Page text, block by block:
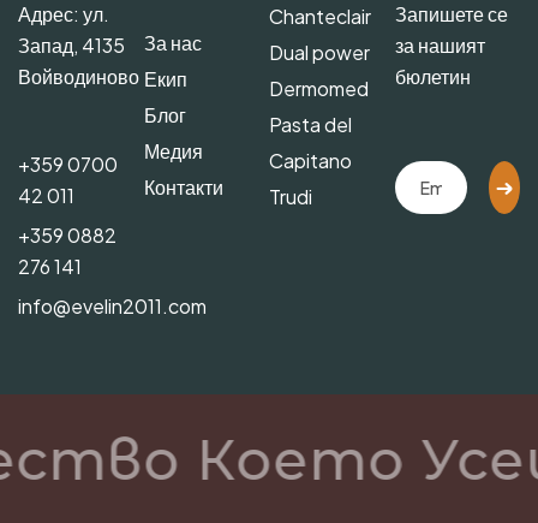
Адрес: ул.
Запад, 4135
Войводиново
+359 0700
42 011
+359 0882
276 141
info@evelin2011.com
За нас
Екип
Блог
Медия
Контакти
Chanteclair
Dual power
Dermomed
Pasta del
Capitano
Trudi
Запишете се
за нашият
бюлетин
Което